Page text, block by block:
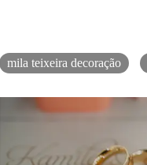
mila teixeira decoração